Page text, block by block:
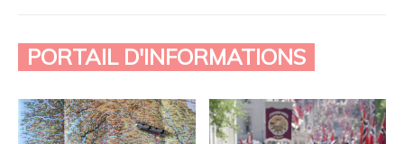
PORTAIL D'INFORMATIONS